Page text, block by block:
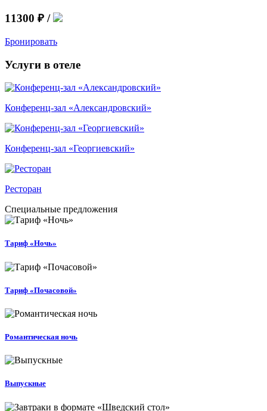
11300 ₽ /
Бронировать
Услуги в отеле
Конференц-зал «Александровский»
Конференц-зал «Георгиевский»
Ресторан
Специальные предложения
Тариф «Ночь»
Тариф «Почасовой»
Романтическая ночь
Выпускные